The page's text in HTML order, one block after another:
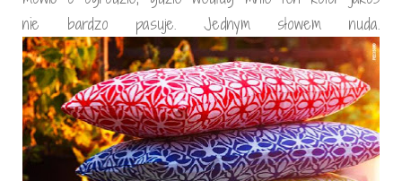
nie bardzo pasuje. Jednym słowem nuda.